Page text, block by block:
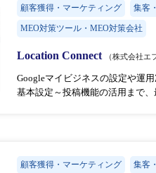
顧客獲得・マーケティング 集客
MEO対策ツール・MEO対策会社
Location Connect （株式会社エ
Googleマイビジネスの設定や運
基本設定～投稿機能の活用まで
顧客獲得・マーケティング 集客